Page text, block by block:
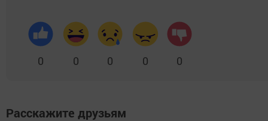
0 0 0 0 0
Расскажите друзьям